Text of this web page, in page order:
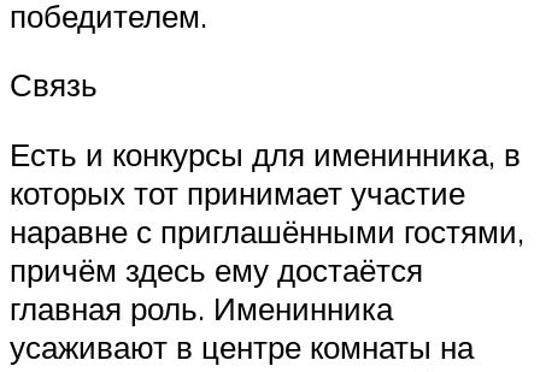
победителем.
Связь
Есть и конкурсы для именинника, в
которых тот принимает участие
наравне с приглашёнными гостями,
причём здесь ему достаётся
главная роль. Именинника
усаживают в центре комнаты на